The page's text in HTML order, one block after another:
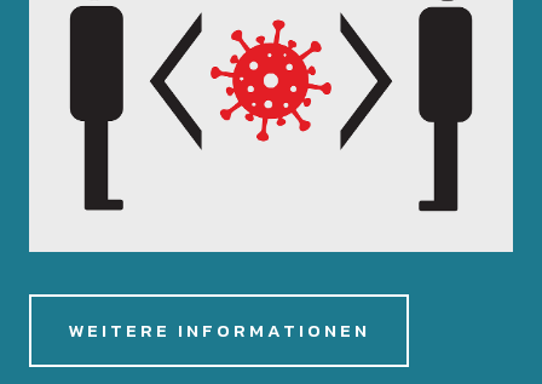
WEITERE INFORMATIONEN